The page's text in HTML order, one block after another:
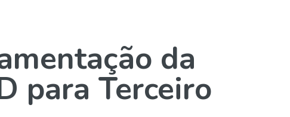
da
para Terceiro